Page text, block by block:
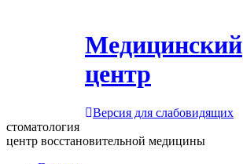
Медицинский
центр
Версия для слабовидящих
стоматология
центр восстановительной медицины